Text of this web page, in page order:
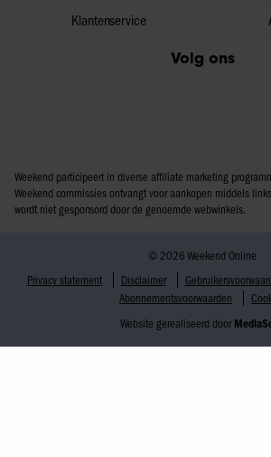
Klantenservice
Volg ons
Weekend participeert in diverse affiliate marketing
Weekend commissies ontvangt voor aankopen middels
wordt niet gesponsord door de genoemde webwinkels.
© 2026 Weekend Online
Privacy statement
Disclaimer
Abonnementsvoorwaarden
Website gerealiseerd door